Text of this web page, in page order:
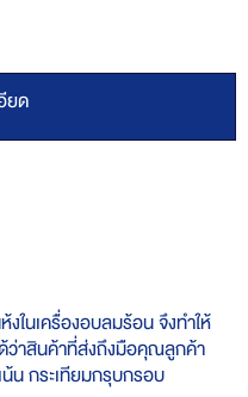
ยด
ในเครื่องอบลมร้อน จึงทำให้
ว่าสินค้าที่ส่งถึงมือคุณลูกค้า
น กระเทียมกรุบกรอบ